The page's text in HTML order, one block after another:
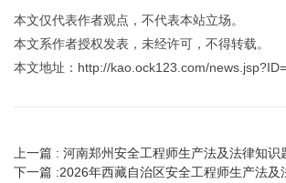
本文仅代表作者观点，不代表本站立场。
本文系作者授权发表，未经许可，不得转载。
本文地址：http://kao.ock123.com/
上一篇 : 河南郑州安全工程师生产法及法律知识
下一篇 :2026年西藏自治区安全工程师生产法及